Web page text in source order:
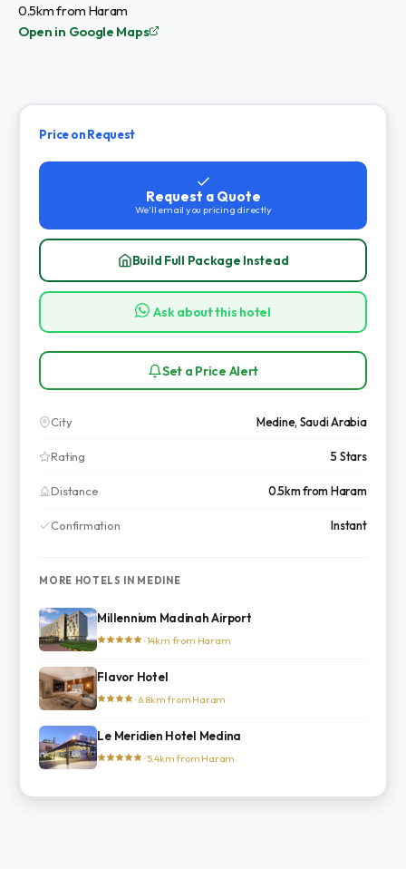
0.5km from Haram
Open in Google Maps
Price on Request
Request a Quote
We'll email you pricing directly
Build Full Package Instead
Ask about this hotel
Set a Price Alert
City Medine, Saudi Arabia
Rating 5 Stars
Distance 0.5km from Haram
Confirmation Instant
MORE HOTELS IN MEDINE
Millennium Madinah Airport
· 14km from Haram
Flavor Hotel
· 6.8km from Haram
Le Meridien Hotel Medina
· 5.4km from Haram